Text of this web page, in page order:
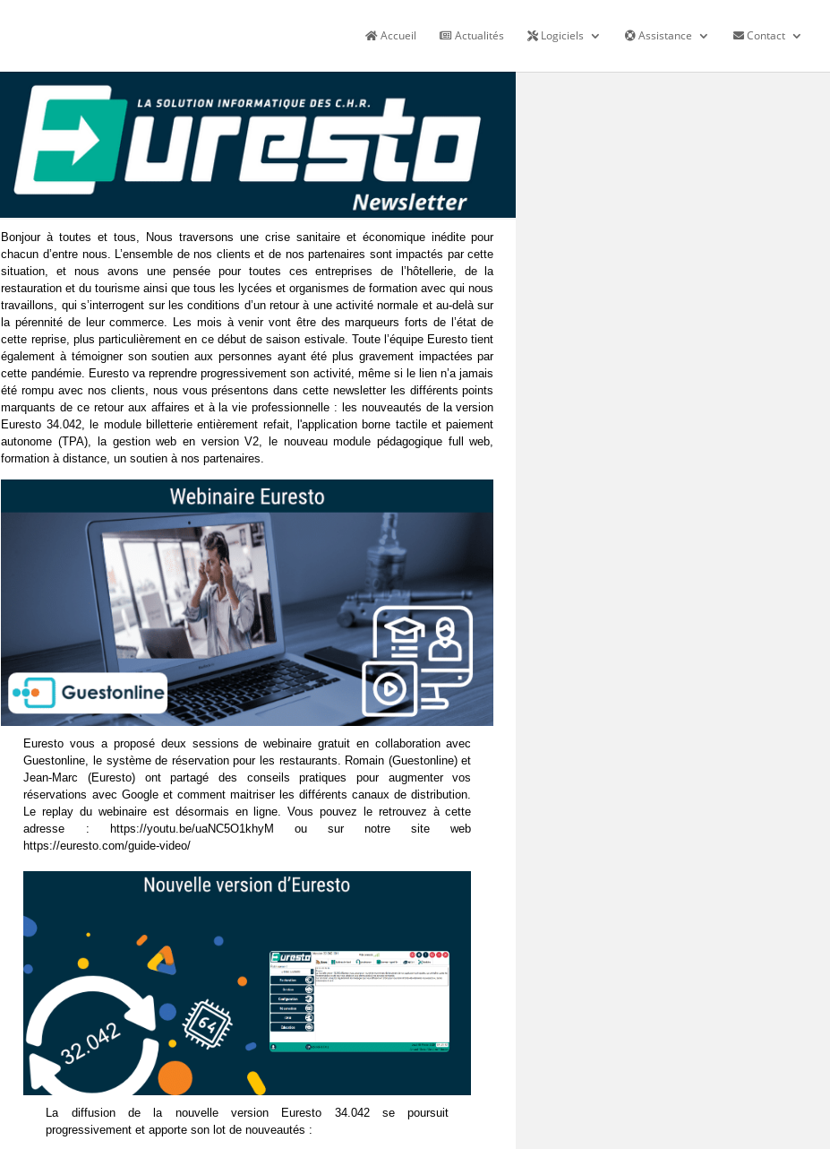
Accueil Actualités Logiciels Assistance Contact
Bonjour à toutes et tous, Nous traversons une crise sanitaire et économique inédite pour
chacun d’entre nous. L’ensemble de nos clients et de nos partenaires sont impactés par cette
situation, et nous avons une pensée pour toutes ces entreprises de l’hôtellerie, de la
restauration et du tourisme ainsi que tous les lycées et organismes de formation avec qui nous
travaillons, qui s’interrogent sur les conditions d’un retour à une activité normale et au-delà sur
la pérennité de leur commerce. Les mois à venir vont être des marqueurs forts de l’état de
cette reprise, plus particulièrement en ce début de saison estivale. Toute l’équipe Euresto tient
également à témoigner son soutien aux personnes ayant été plus gravement impactées par
cette pandémie. Euresto va reprendre progressivement son activité, même si le lien n’a jamais
été rompu avec nos clients, nous vousprésentons dans cette newsletter les différents points
marquants de ce retour aux affaires et à la vie professionnelle : les nouveautés de la version
Euresto 34.042, le module billetterie entièrement refait, l'application borne tactile et paiement
autonome (TPA), la gestion web en version V2, le nouveau module pédagogique full web,
formation à distance, un soutien à nos partenaires.
Euresto vous a proposé deux sessions de webinaire gratuit en collaboration avec
Guestonline, le système de réservation pour les restaurants. Romain (Guestonline) et
Jean-Marc (Euresto) ont partagé des conseils pratiques pour augmenter vos
réservations avec Google et comment maitriser les différents canaux de distribution.
Le replay du webinaire est désormais en ligne. Vous pouvez le retrouvez à cette
adresse : https://youtu.be/uaNC5O1khyM ou sur notre site web
https://euresto.com/guide-video/
La diffusion de la nouvelle version Euresto 34.042 se poursuit
progressivement et apporte son lot de nouveautés :